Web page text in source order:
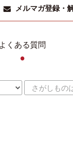
メルマガ登録・
よくある質問
●